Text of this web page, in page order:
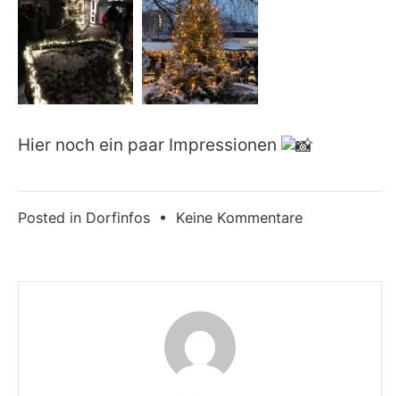
Hier noch ein paar Impressionen
Posted in Dorfinfos • Keine Kommentarezu